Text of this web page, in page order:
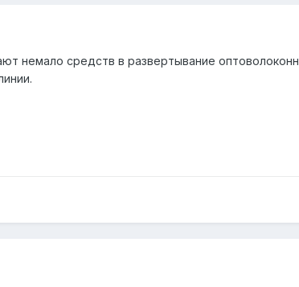
немало средств в развертывание